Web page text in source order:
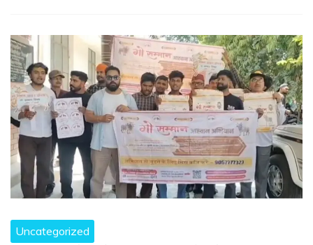
Uncategorized